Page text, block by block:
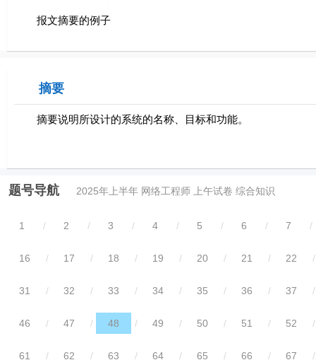
报文摘要的例子
摘要
摘要说明所设计的系统的名称、目标和功能。
题号导航 2025年上半年 网络工程师 上午试卷 综合知识
1 / 2 / 3 / 4 / 5 / 6 / 7 /
16 / 17 / 18 / 19 / 20 / 21 / 22 /
31 / 32 / 33 / 34 / 35 / 36 / 37 /
46 / 47 / 48 / 49 / 50 / 51 / 52 /
61 / 62 / 63 / 64 / 65 / 66 / 67 /